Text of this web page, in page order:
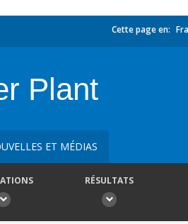
Cette page en:
Plant
ET MÉDIAS
RÉSULTATS